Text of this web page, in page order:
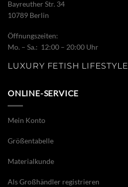
Bayreuther Str. 34
10789 Berlin
Öffnungszeiten:
Mo. – Sa.: 12:00 – 20:00 Uhr
LUXURY FETISH LIFESTYLE
ONLINE-SERVICE
Mein Konto
Größentabelle
Materialkunde
Als Großhändler registrieren